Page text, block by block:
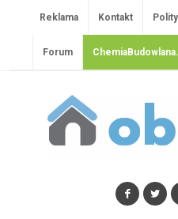
Reklama Kontakt
Forum